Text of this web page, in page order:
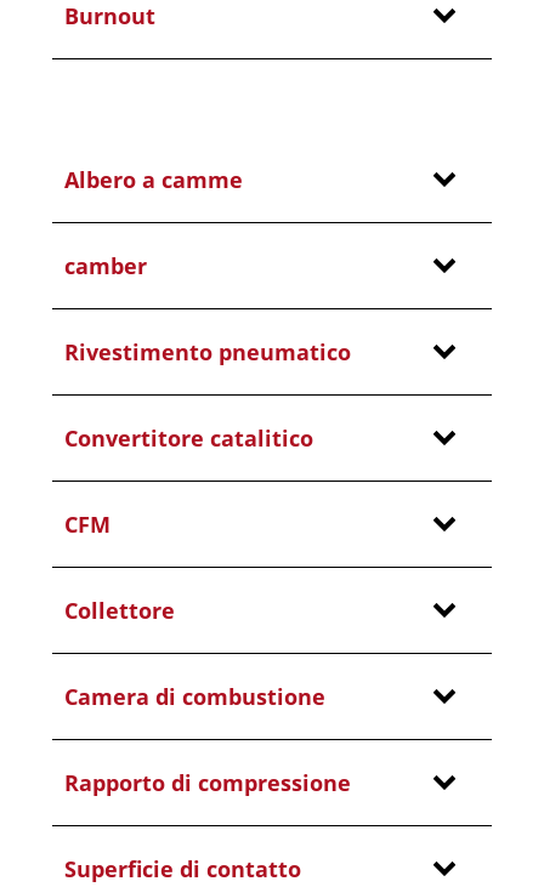
Burnout
Albero a camme
camber
Rivestimento pneumatico
Convertitore catalitico
CFM
Collettore
Camera di combustione
Rapporto di compressione
Superficie di contatto